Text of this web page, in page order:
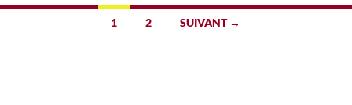
articles
1 2 SUIVANT →